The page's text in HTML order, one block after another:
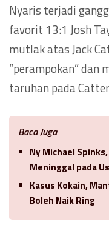
Nyaris terjadi
favorit 13:1 Josh
mutlak atas Jack
“perampokan” dan
taruhan pada
Baca Juga
Ny Michael
Meninggal pada
Kasus Kokain,
Boleh Naik Ring